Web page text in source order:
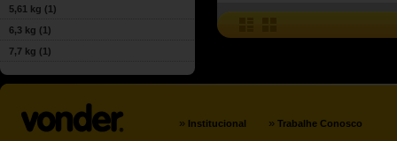
5,61 kg (1)
6,3 kg (1)
7,7 kg (1)
» Institucional » Trabalhe Conosco